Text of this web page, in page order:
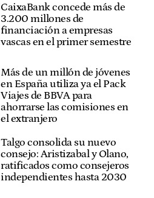
CaixaBank concede más de
3.200 millones de
financiación a empresas
vascas en el primer semestre
Más de un millón de jóvenes
en España utiliza ya el Pack
Viajes de BBVA para
ahorrarse las comisiones en
el extranjero
Talgo consolida su nuevo
consejo: Aristizabal y Olano,
ratificados como consejeros
independientes hasta 2030